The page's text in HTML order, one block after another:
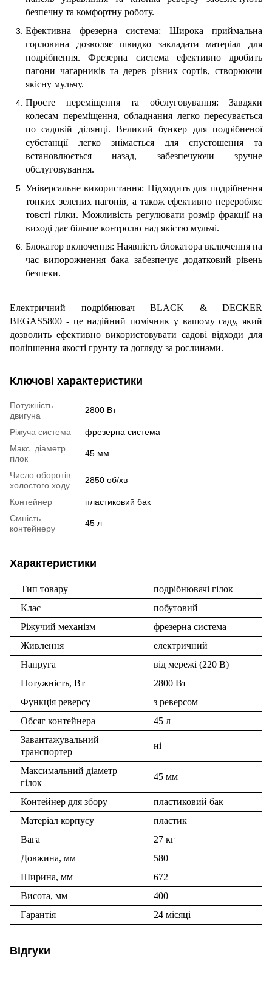
безпечну та комфортну роботу.
Ефективна фрезерна система: Широка приймальна
горловина дозволяє швидко закладати матеріал для
подрібнення. Фрезерна система ефективно дробить
пагони чагарників та дерев різних сортів, створюючи
якісну мульчу.
Просте переміщення та обслуговування: Завдяки
колесам переміщення, обладнання легко пересувається
по садовій ділянці. Великий бункер для подрібненої
субстанції легко знімається для спустошення та
встановлюється назад, забезпечуючи зручне
обслуговування.
Універсальне використання: Підходить для подрібнення
тонких зелених пагонів, а також ефективно переробляє
товсті гілки. Можливість регулювати розмір фракції на
виході дає більше контролю над якістю мульчі.
Блокатор включення: Наявність блокатора включення на
час випорожнення бака забезпечує додатковий рівень
безпеки.
Електричний подрібнювач BLACK & DECKER
BEGAS5800 - це надійний помічник у вашому саду, який
дозволить ефективно використовувати садові відходи для
поліпшення якості грунту та догляду за рослинами.
Ключові характеристики
Потужність
двигуна
2800 Вт
Ріжуча система
фрезерна система
Макс. діаметр
гілок
45 мм
Число оборотів
холостого ходу
2850 об/хв
Контейнер
пластиковий бак
Ємність
контейнеру
45 л
Характеристики
Тип товару
подрібнювачі гілок
Клас
побутовий
Ріжучий механізм
фрезерна система
Живлення
електричний
Напруга
від мережі (220 В)
Потужність, Вт
2800 Вт
Функція реверсу
з реверсом
Обсяг контейнера
45 л
Завантажувальний
транспортер
ні
Максимальний діаметр
гілок
45 мм
Контейнер для збору
пластиковий бак
Матеріал корпусу
пластик
Вага
27 кг
Довжина, мм
580
Ширина, мм
672
Висота, мм
400
Гарантія
24 місяці
Відгуки